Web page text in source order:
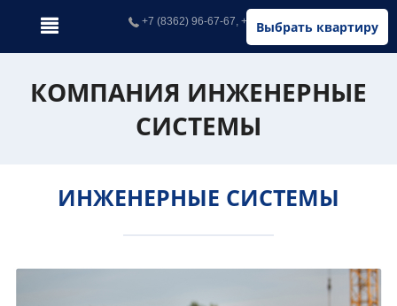
Выбрать квартиру
+7 (8362) 96-67-67, +7 (902) 326-67-67
КОМПАНИЯ ИНЖЕНЕРНЫЕ
СИСТЕМЫ
ИНЖЕНЕРНЫЕ СИСТЕМЫ